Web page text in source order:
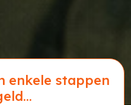
enkele stappen